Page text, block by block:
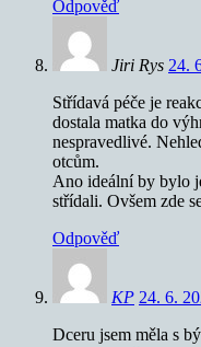
Odpověď
Jiri Rys 24.
Střídavá péče je
dostala matka do
nespravedlivé.
otcům.
Ano ideální by bylo
střídali. Ovšem zde
Odpověď
KP 24. 6.
Dceru jsem měla s